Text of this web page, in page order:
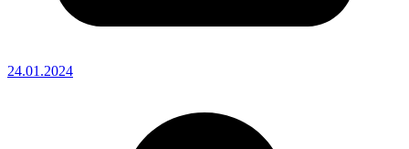
24.01.2024